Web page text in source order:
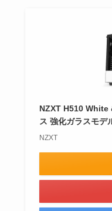
NZXT H510 White
ス 強化ガラスモデ
NZXT